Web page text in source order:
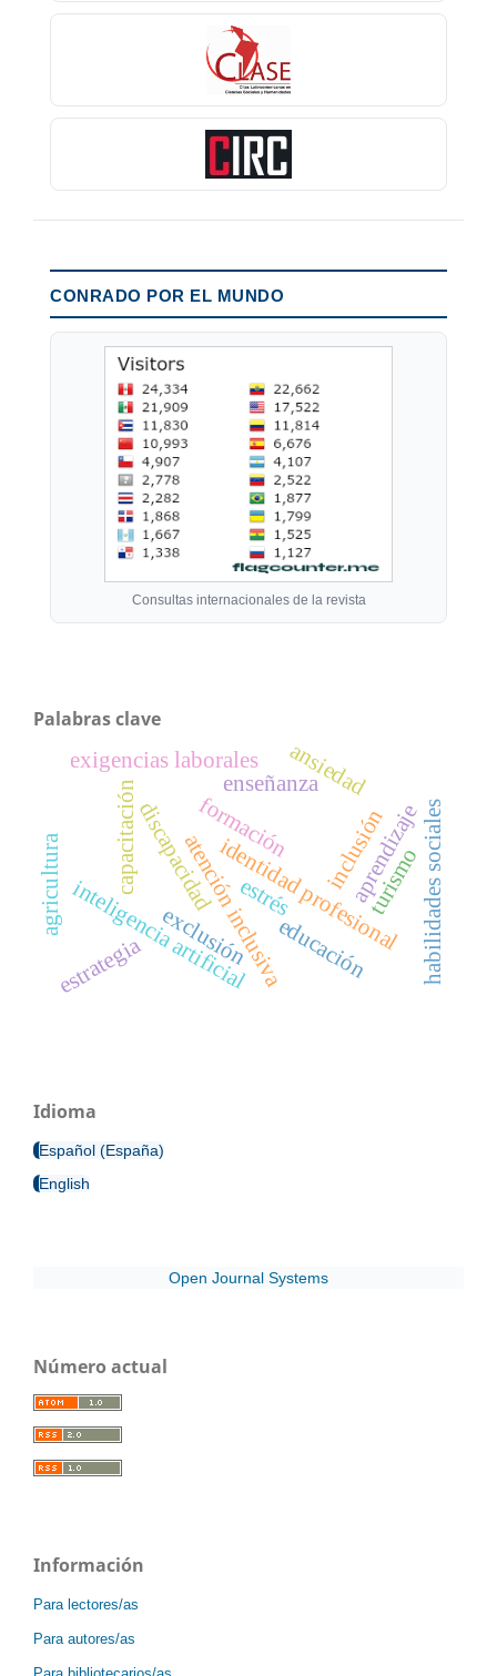
CONRADO POR EL MUNDO
Consultas internacionales de la revista
Palabras clave
formación
atención inclusiva
identidad profesional
enseñanza
aprendizaje
inclusión
exclusión
discapacidad
capacitación
inteligencia artificialestrés
ansiedad
exigencias laborales
agricultura turismohabilidades sociales
educación
estrategia
Idioma
Español (España)
English
Open Journal Systems
Número actual
Información
Para lectores/as
Para autores/as